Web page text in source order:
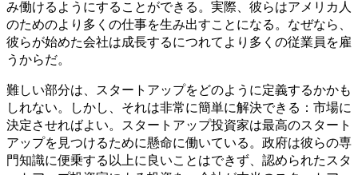
み働けるようにすることができる。実際、彼らはアメリカ人
のためのより多くの仕事を生み出すことになる。なぜなら、
彼らが始めた会社は成長するにつれてより多くの従業員を雇
うからだ。
難しい部分は、スタートアップをどのように定義するかかも
しれない。しかし、それは非常に簡単に解決できる：市場に
決定させればよい。スタートアップ投資家は最高のスタート
アップを見つけるために懸命に働いている。政府は彼らの専
門知識に便乗する以上に良いことはできず、認められたスタ